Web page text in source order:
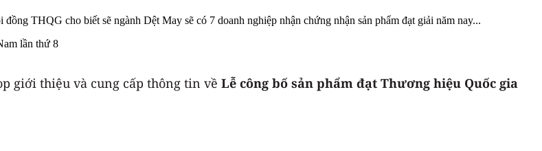
THQG cho biết sẽ ngành Dệt May sẽ có 7 doanh nghiệp nhận chứng nhận sản phẩm đạt giải năm nay...
giới thiệu và cung cấp thông tin về Lễ công bố sản phẩm đạt Thương hiệu Quốc gia